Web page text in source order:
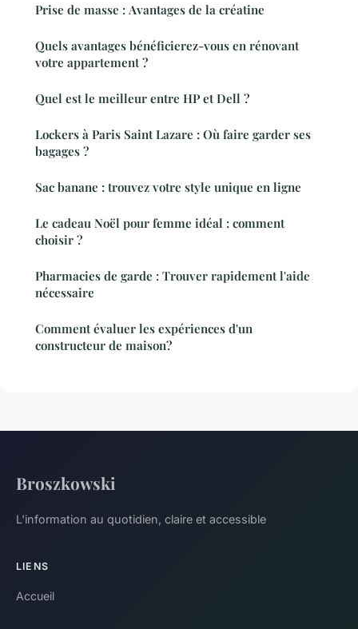
Prise de masse : Avantages de la créatine
Quels avantages bénéficierez-vous en rénovant
votre appartement ?
Quel est le meilleur entre HP et Dell ?
Lockers à Paris Saint Lazare : Où faire garder ses
bagages ?
Sac banane : trouvez votre style unique en ligne
Le cadeau Noël pour femme idéal : comment
choisir ?
Pharmacies de garde : Trouver rapidement l'aide
nécessaire
Comment évaluer les expériences d'un
constructeur de maison?
Broszkowski
L'information au quotidien, claire et accessible
LIENS
Accueil